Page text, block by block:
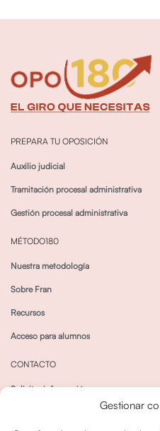
Gestionar
PREPARA TU OPOSICIÓN
Auxilio judicial
Tramitación procesal administrativa
Gestión procesal administrativa
MÉTODO180
Nuestra metodología
Sobre Fran
Recursos
Acceso para alumnos
CONTACTO
Solicitar información